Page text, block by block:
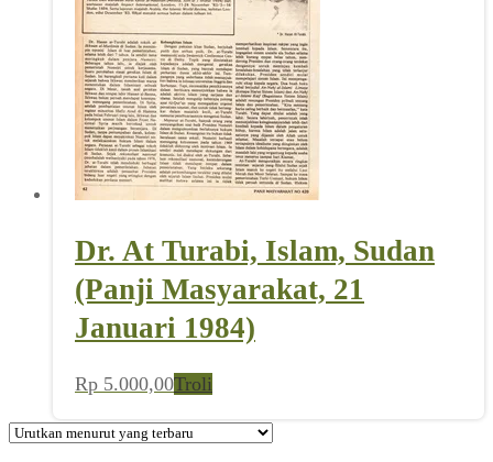
Dr. At Turabi, Islam, Sudan
(Panji Masyarakat, 21
Januari 1984)
Rp 5.000,00Troli